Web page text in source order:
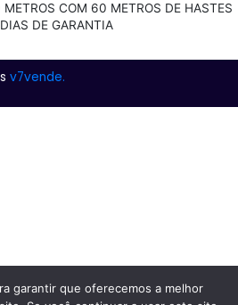
COM 60 METROS DE HASTES
DE GARANTIA
v7vende.
garantir que oferecemos a melhor